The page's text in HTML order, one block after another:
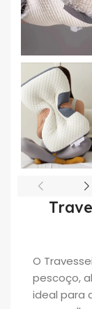
O
pescoço,
ideal para